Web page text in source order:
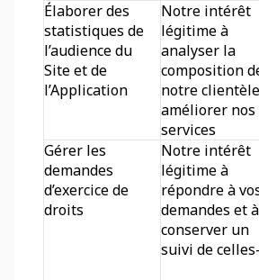
Élaborer des
statistiques de
l’audience du
Site et de
l’Application
Notre intérêt
légitime à
analyser la
composition
notre
améliorer nos
services
Gérer les
demandes
d’exercice de
droits
Notre intérêt
légitime à
répondre à
demandes et à
conserver un
suivi de